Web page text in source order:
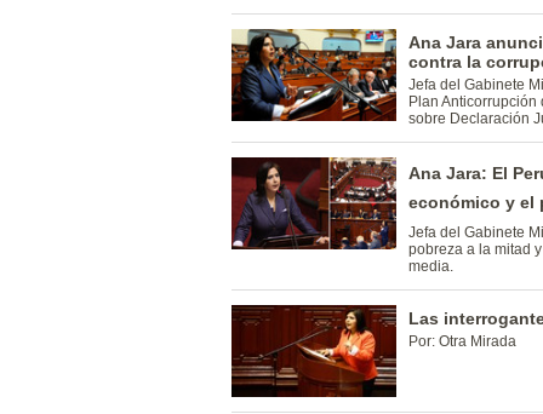
Ana Jara
contra la
Jefa del Gabinete
Plan
sobre Declaración
Ana Jara: El
económico y el
Jefa del Gabinete
pobreza a la mitad
media.
Las
Por: Otra Mirada